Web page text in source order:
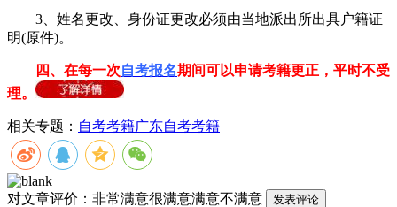
3、姓名更改、身份证更改必须由当地派出所出具户籍证
明(原件)。
四、在每一次自考报名期间可以申请考籍更正，平时不受
理。
相关专题： 自考考籍广东自考考籍
对文章评价： 非常满意很满意满意不满意